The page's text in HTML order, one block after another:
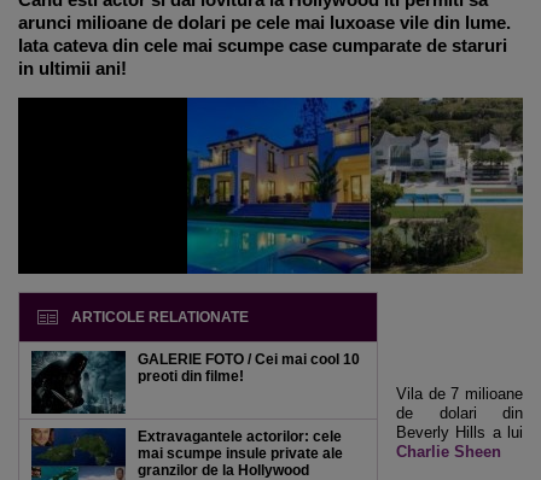
arunci milioane de dolari pe cele mai luxoase vile din lume.
Iata cateva din cele mai scumpe case cumparate de staruri
in ultimii ani!
ARTICOLE RELATIONATE
GALERIE FOTO / Cei mai cool 10
preoti din filme!
Extravagantele actorilor: cele
mai scumpe insule private ale
granzilor de la Hollywood
Vila de 7 milioane
de dolari din
Beverly Hills a lui
Charlie Sheen